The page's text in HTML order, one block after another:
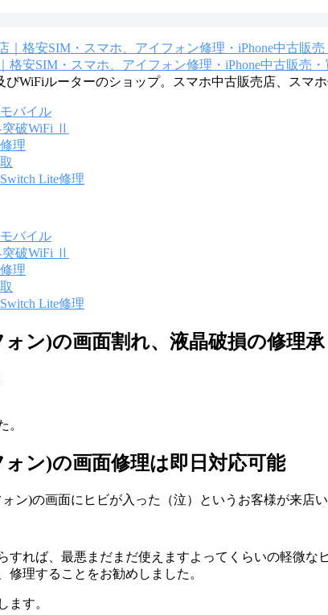
格安SIM・スマホ、アイフォン修理・iPhone中古販売・
WiFiルーターのショップ。スマホ中古販売店、スマ
バイル
破WiFi Ⅱ
理
Lite修理
バイル
破WiFi Ⅱ
理
Lite修理
ォン)の画面割れ、液晶破損の修理承
。
ォン)の画面修理は即日対応可能
ォン)の画面にヒビが入った（泣）というお客様が来店い
すれば、最悪まだまだ使えますよってくらいの軽微
修理することをお勧めしました。
ます。